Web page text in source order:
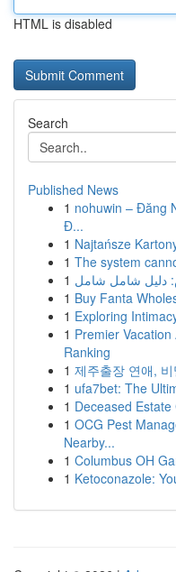
HTML is disabled
Search
Published News
1 nohuwin – Đăng
Đ...
1 Najtańsze
1 The system
1 دليل شامل شامل
1 Buy Fanta
1 Exploring
1 Premier
Ranking
1 제주출장 연애,
1 ufa7bet: The
1 Deceased
1 OCG Pest
Nearby...
1 Columbus OH
1 Ketoconazole: